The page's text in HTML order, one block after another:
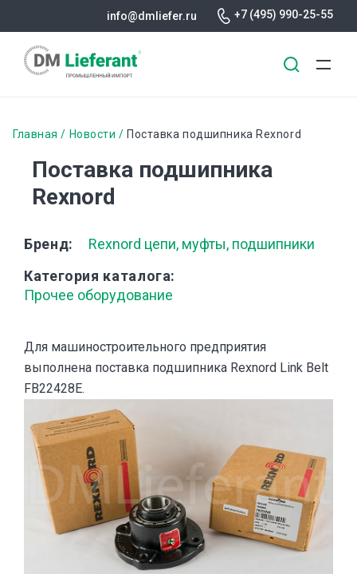
содержанию
info@dmliefer.ru +7 (495) 990-25-55
Строка
навигации
Главная Новости Поставка подшипника Rexnord
Поставка подшипника
Rexnord
Бренд
Rexnord цепи, муфты, подшипники
Категория каталога
Прочее оборудование
Для машиностроительного предприятия
выполнена поставка подшипника Rexnord Link Belt
FB22428E.